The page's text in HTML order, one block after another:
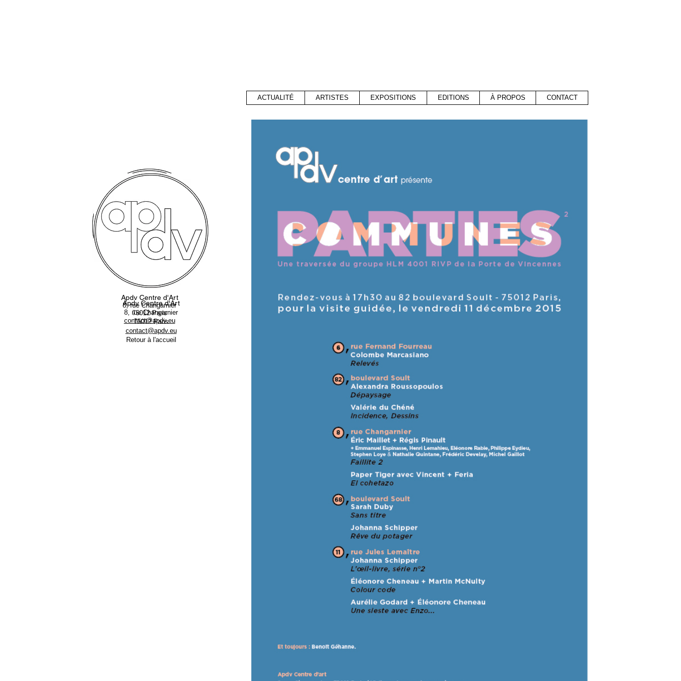
Apdv Centre d'Art
8, rue Changarnier
75012 Paris
contact@apdv.eu
ACTUALITÉ ARTISTES EXPOSITIONS EDITIONS À PROPOS CONTACT
Retour à l'accueil
Apdv Centre d'Art
8, rue Changarnier
75012 Paris
contact@apdv.eu